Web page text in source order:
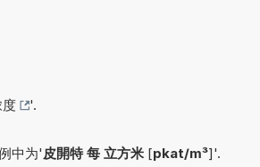
'.
中为' 皮開特 每 立方米 [pkat/m³]'.